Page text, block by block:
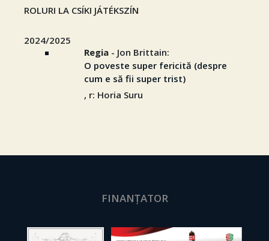
ROLURI LA CSÍKI JÁTÉKSZÍN
2024/2025
Regia - Jon Brittain:
O poveste super fericită (despre
cum e să fii super trist)
, r: Horia Suru
FINANȚATOR